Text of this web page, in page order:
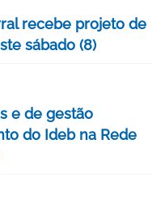
recebe projeto de
sábado (8)
e de gestão
do Ideb na Rede